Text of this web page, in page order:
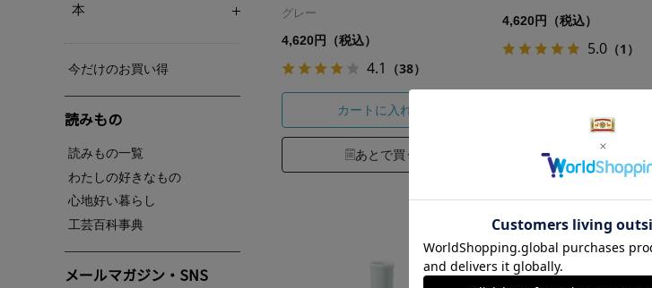
本
今だけのお買い得
読みもの
読みもの一覧
わたしの好きなもの
心地好い暮らし
工芸百科事典
メールマガジン・SNS
グレー
4,620円（税込）
4.1 （38）
カートに入れる
あとで買う
4,620円（税込）
5.0 （1）